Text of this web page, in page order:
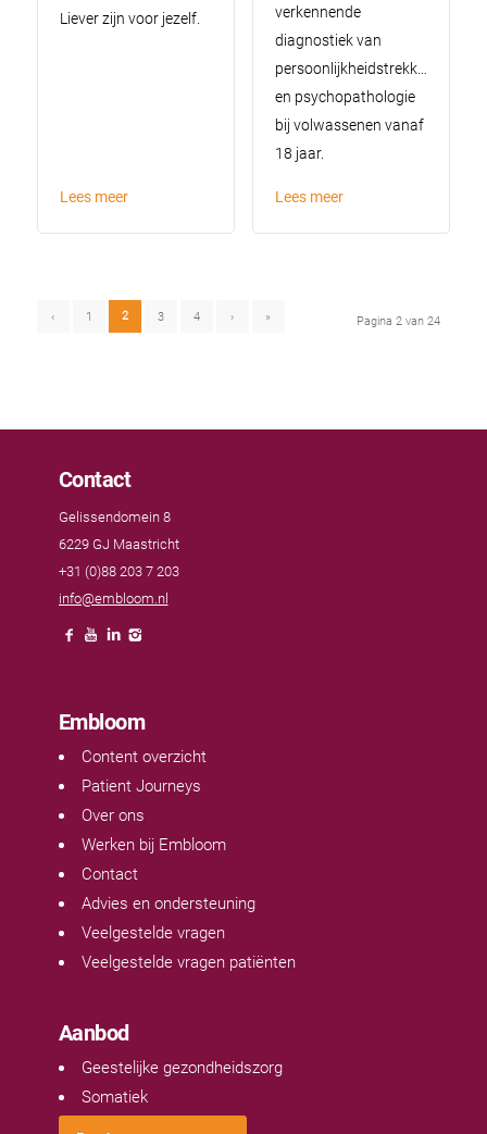
Liever zijn voor jezelf.
Lees meer
verkennende
diagnostiek van
persoonlijkheidstrekken
en psychopathologie
bij volwassenen vanaf
18 jaar.
Lees meer
Pagina 2 van 24
‹ 1 2 3 4 › »
Contact
Gelissendomein 8
6229 GJ Maastricht
+31 (0)88 203 7 203
info@embloom.nl
Embloom
Content overzicht
Patient Journeys
Over ons
Werken bij Embloom
Contact
Advies en ondersteuning
Veelgestelde vragen
Veelgestelde vragen patiënten
Aanbod
Geestelijke gezondheidszorg
Somatiek